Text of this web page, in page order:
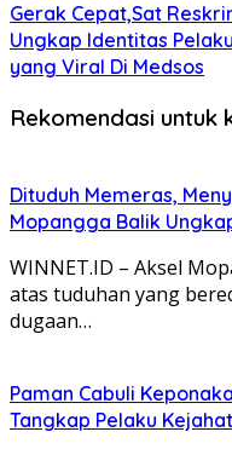
Gerak Cepat,Sat
Ungkap Identitas
yang Viral Di Medsos
Rekomendasi untuk
Dituduh Memeras,
Mopangga Balik
WINNET.ID – Aksel
atas tuduhan yang
dugaan…
Paman Cabuli
Tangkap Pelaku